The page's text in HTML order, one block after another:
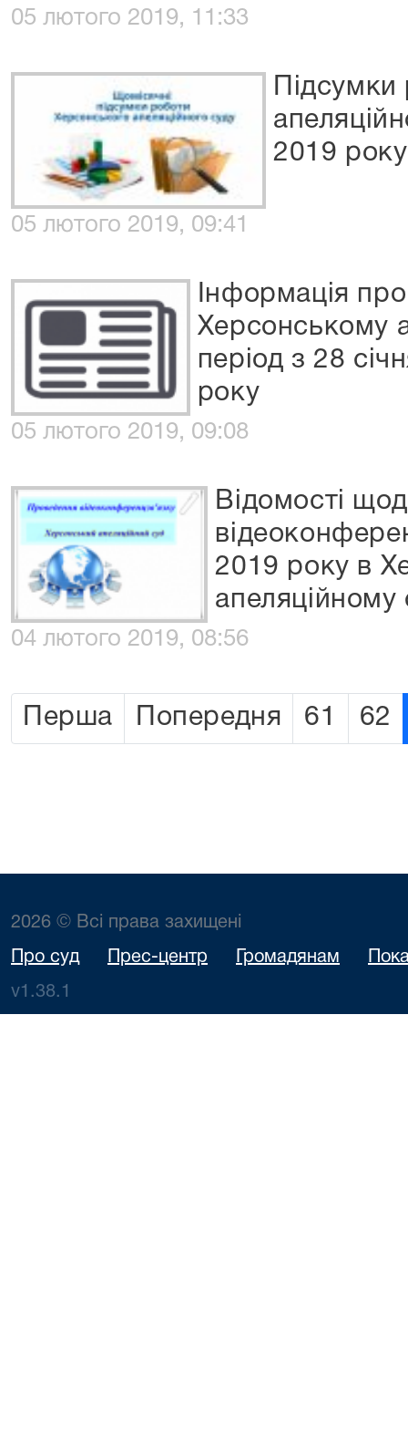
05 лютого 2019, 11:33
2019 року
05 лютого 2019, 09:41
Інформація
Херсонському
період з 28
року
05 лютого 2019, 09:08
Відомості
2019 року в
апеляційному
04 лютого 2019, 08:56
Перша Попередня 61 62
2026 © Всі права захищені
Про суд Прес-центр Громадянам
v1.38.1